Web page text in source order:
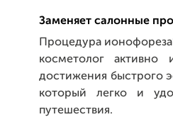
Заменяет салонные
Процедура
косметолог активно
достижения быстрого
который легко и
путешествия.